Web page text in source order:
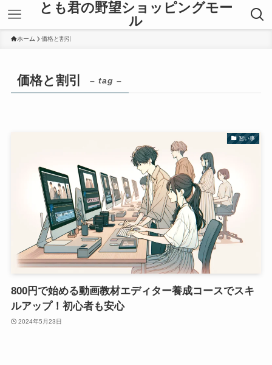
とも君の野望ショッピングモー
ル
ホーム 価格と割引
価格と割引 – tag –
習い事
800円で始める動画教材エディター養成コースでスキ
ルアップ！初心者も安心
2024年5月23日